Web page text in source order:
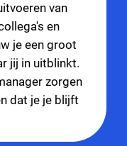
van
en
je een groot
jij in uitblinkt.
zorgen
dat je je blijft